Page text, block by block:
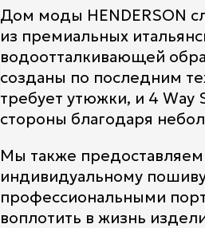
Дом моды HENDERSON
из премиальных
водоотталкивающей
созданы по последним
требует утюжки, и 4 Way
стороны благодаря
Мы также предоставляем
индивидуальному
профессиональными
воплотить в жизнь
Title